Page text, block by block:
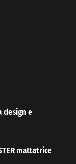
design e
mattatrice